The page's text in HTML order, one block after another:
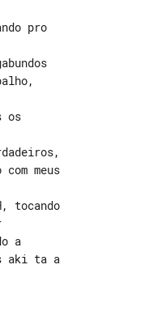
pro
os
meus
tocando
a
aki ta a